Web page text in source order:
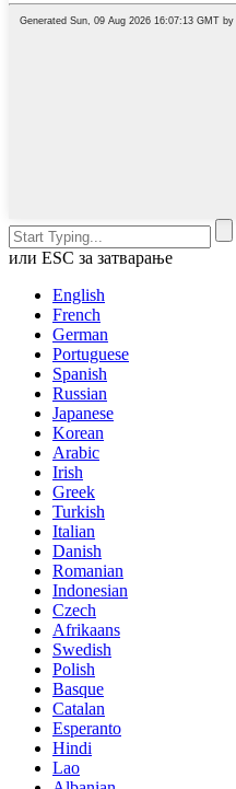
или ESC за затварање
English
French
German
Portuguese
Spanish
Russian
Japanese
Korean
Arabic
Irish
Greek
Turkish
Italian
Danish
Romanian
Indonesian
Czech
Afrikaans
Swedish
Polish
Basque
Catalan
Esperanto
Hindi
Lao